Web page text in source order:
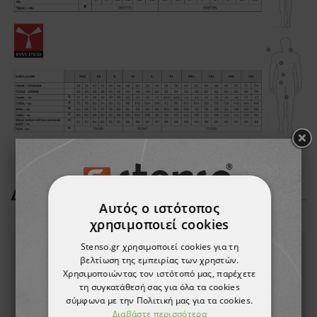
ΔΕΊΤΕ ΠΕΡΙΣΣΌΤΕΡΑ
Αυτός ο ιστότοπος
χρησιμοποιεί cookies
Stenso.gr χρησιμοποιεί cookies για τη
βελτίωση της εμπειρίας των χρηστών.
Χρησιμοποιώντας τον ιστότοπό μας, παρέχετε
τη συγκατάθεσή σας για όλα τα cookies
σύμφωνα με την Πολιτική μας για τα cookies.
Διαβάστε περισσότερα